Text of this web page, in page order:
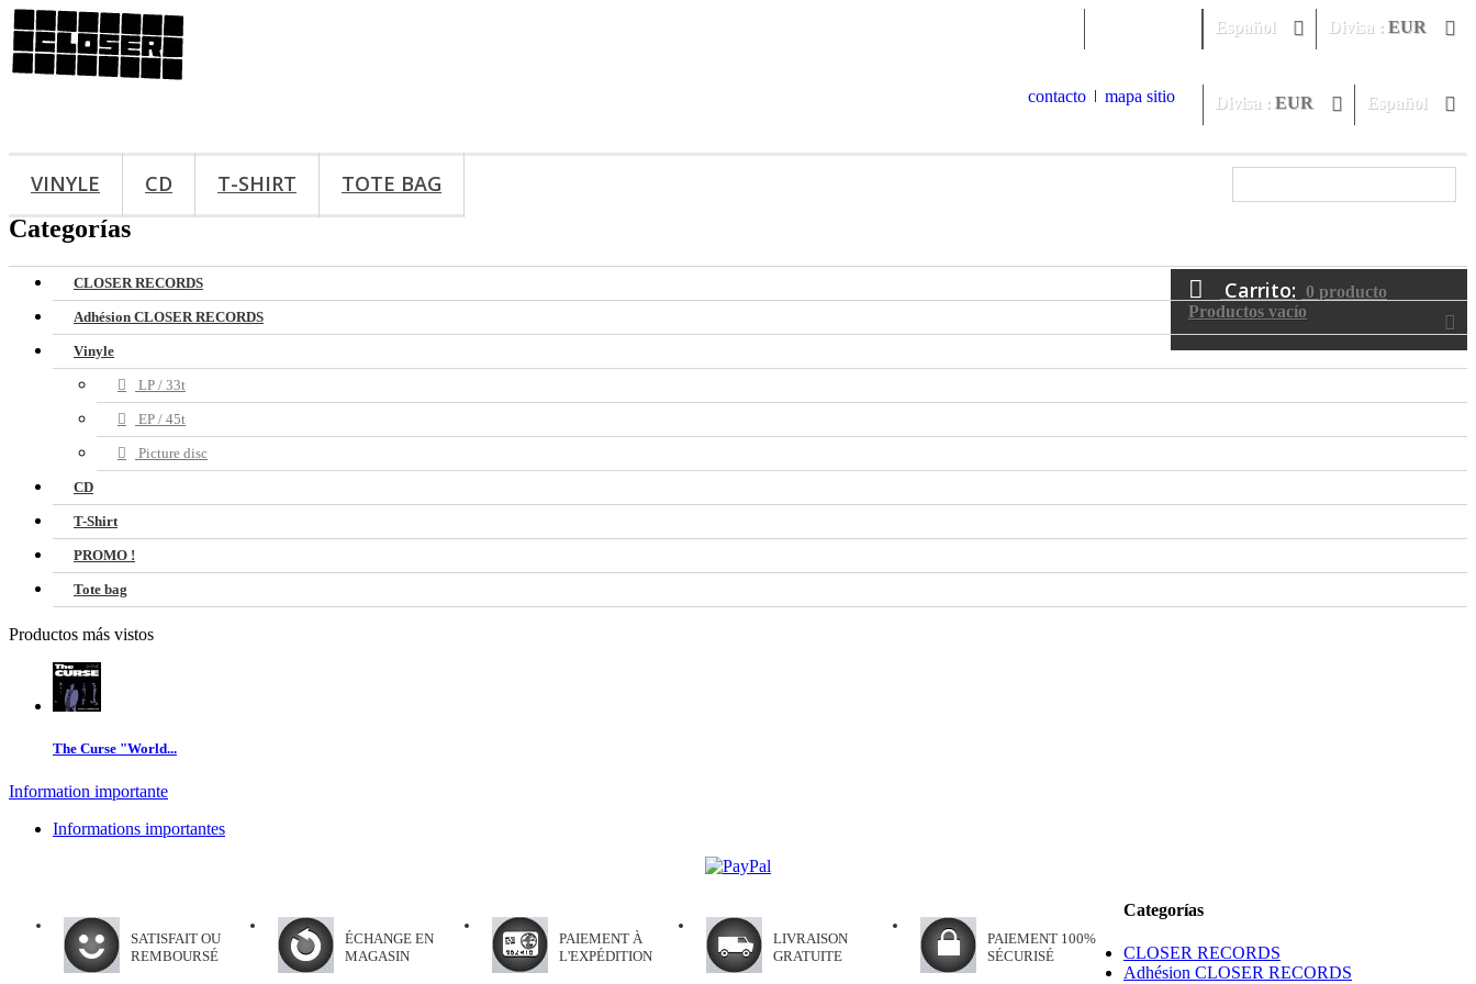
Divisa : EUR
Español
Español
Divisa : EUR
contacto mapa sitio
VINYLE CD T-SHIRT TOTE BAG
Carrito: 0 producto
Productos vacío
Categorías
CLOSER RECORDS
Adhésion CLOSER RECORDS
Vinyle
LP / 33t
EP / 45t
Picture disc
CD
T-Shirt
PROMO !
Tote bag
Productos más vistos
The Curse "World...
Information importante
Informations importantes
SATISFAIT OU
REMBOURSÉ
ÉCHANGE EN
MAGASIN
PAIEMENT À
L'EXPÉDITION
LIVRAISON
GRATUITE
PAIEMENT 100%
SÉCURISÉ
Categorías
CLOSER RECORDS
Adhésion CLOSER RECORDS